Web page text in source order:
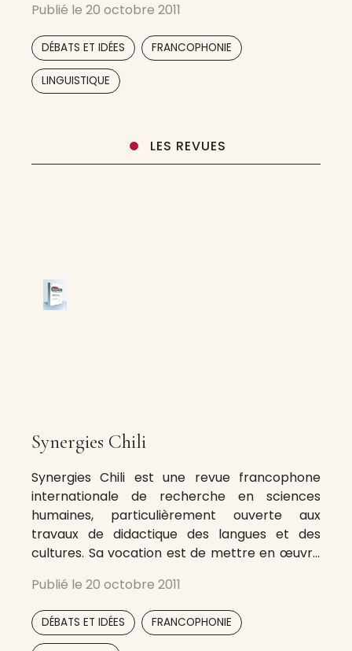
Programme Mondial de Diffusion Scientifique
Francophone en Réseau du GERFLINT, Groupe
d’Études et de Recherches pour le Français
Langue Internationale.
Publié le 20 octobre 2011
DÉBATS ET IDÉES FRANCOPHONIE
LINGUISTIQUE
LES REVUES
Synergies Chili
Synergies Chili est une revue francophone
internationale de recherche en sciences
humaines, particulièrement ouverte aux
travaux de didactique des langues et des
cultures. Sa vocation est de mettre en œuvre
Scientifique Francophone en Réseau du
GERFLINT, Groupe d’Études et de Recherches
pour le Français Langue Internationale.
Publié le 20 octobre 2011
DÉBATS ET IDÉES FRANCOPHONIE